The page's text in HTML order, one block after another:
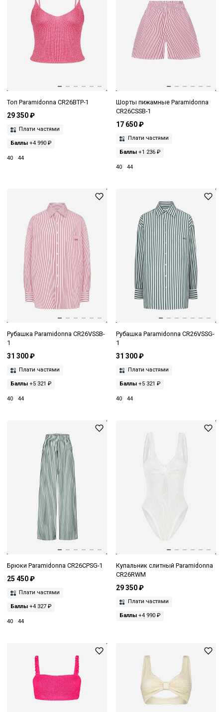
Топ Paramidonna CR26BTP-1
29 350 ₽
Плати частями
Баллы +4 990 ₽
40 44
Шорты пижамные Paramidonna
CR26CSSB-1
17 650 ₽
Плати частями
Баллы+1 236 ₽
40 44
Рубашка Paramidonna CR26VSSB-
1
31 300 ₽
Плати частями
Баллы +5 321 ₽
40 44
Рубашка Paramidonna CR26VSSG-
1
31 300 ₽
Плати частями
Баллы+5 321 ₽
40 44
Брюки Paramidonna CR26CPSG-1
25 450 ₽
Плати частями
Баллы +4 327 ₽
40 44
Купальник слитный Paramidonna
CR26RWM
29 350 ₽
Плати частями
Баллы+4 990 ₽